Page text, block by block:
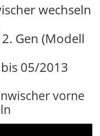
wechseln
Gen (Modell
05/2013
vorne